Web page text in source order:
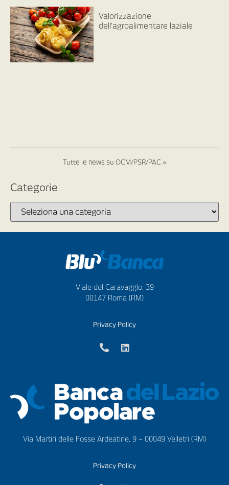
Valorizzazione
dell’agroalimentare laziale
Tutte le news su OCM/PSR/PAC »
Categorie
Viale del Caravaggio, 39
00147 Roma (RM)
Privacy Policy
Via Martiri delle Fosse Ardeatine, 9 – 00049 Velletri (RM)
Privacy Policy